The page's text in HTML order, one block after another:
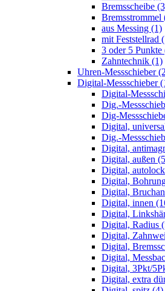
Bremsscheibe
Bremsstrommel
aus Messing (1)
mit Feststellrad
3 oder 5 Punkte
Zahntechnik (1)
Uhren-Messschieber
Digital-Messschieber
Digital-
Dig.-
Dig-
Digital,
Dig.-
Digital,
Digital, außen
Digital,
Digital,
Digital,
Digital, innen
Digital,
Digital, Radius
Digital,
Digital,
Digital,
Digital, 3Pkt/
Digital, extra